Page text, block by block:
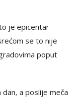
je epicentar
se to nije
poput
a poslije meča